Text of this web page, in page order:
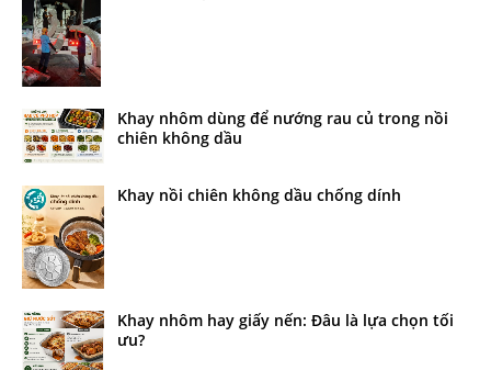
Khay nhôm dùng để nướng rau củ trong nồi
chiên không dầu
Khay nồi chiên không dầu chống dính
Khay nhôm hay giấy nến: Đâu là lựa chọn tối
ưu?